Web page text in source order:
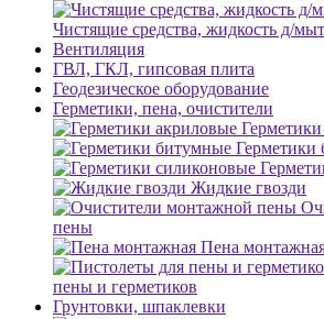
Чистящие средства, жидкость д/
Вентиляция
ГВЛ, ГКЛ, гипсовая плита
Геодезическое оборудование
Герметики, пена, очистители
Герметики
Жидкие гвозди
пены
Пена
пены и герметиков
Грунтовки, шпаклевки